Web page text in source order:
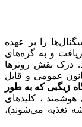
را بر عهده
و به گره‌های
درک نقش روترها
عمومی و قابل
زیگبی که به طور
هوشمند ، کلیدهای
تغذیه می‌شوند)،